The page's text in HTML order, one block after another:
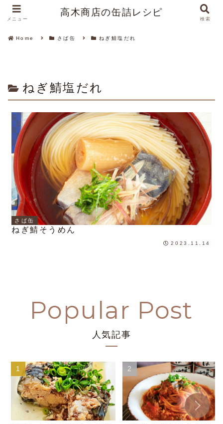
Home さば缶 ねぎ鯖塩だれ
ねぎ鯖塩だれ
さば缶
ねぎ鯖そうめん
2023.11.14
人気記事
メニュー
高木商店の缶詰レシピ
検索